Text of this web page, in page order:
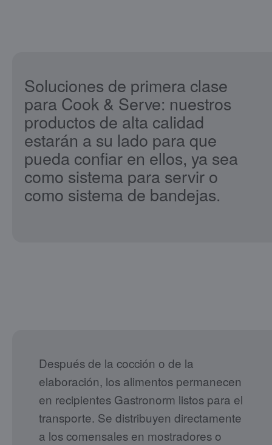
Soluciones de primera clase
para Cook & Serve: nuestros
productos de alta calidad
estarán a su lado para que
pueda confiar en ellos, ya sea
como sistema para servir o
como sistema de bandejas.
Después de la cocción o de la
elaboración, los alimentos permanecen
en recipientes Gastronorm listos para el
transporte. Se distribuyen directamente
a los comensales en mostradores o